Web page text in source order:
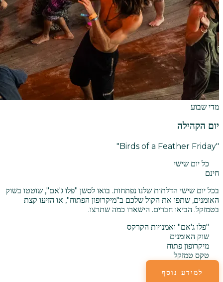
מדי שבוע
יום הקהילה
"Birds of a Feather Friday"
כל יום שישי
חינם
בכל יום שישי הדלתות שלנו נפתחות. בואו לסשן "פלו ג'אם", שוטטו בשוק
האומנים, שתפו את הקול שלכם ב"מיקרופון הפתוח", או הזיעו קצת
בטמזקל. הביאו חברים. הישארו כמה שתרצו.
"פלו ג'אם" ואמנויות הקרקס
שוק האומנים
מיקרופון פתוח
טקס טמזקל
למידע נוסף